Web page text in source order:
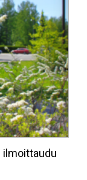
ilmoittaudu